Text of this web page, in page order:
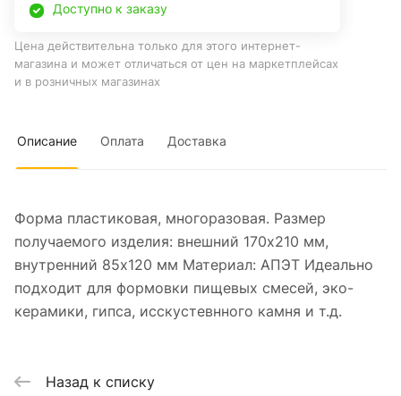
Доступно к заказу
Цена действительна только для этого интернет-
магазина и может отличаться от цен на маркетплейсах
и в розничных магазинах
Описание Оплата Доставка
Форма пластиковая, многоразовая. Размер
получаемого изделия: внешний 170х210 мм,
внутренний 85х120 мм Материал: АПЭТ Идеально
подходит для формовки пищевых смесей, эко-
керамики, гипса, исскустевнного камня и т.д.
Назад к списку